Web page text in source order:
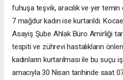
fuhuşa teşvik, aracılık ve yer temin
7 mağdur kadın ise kurtarıldı.
Asayiş Şube Ahlak Büro Amirliği
tespiti ve zührevi hastalıkların
kadınların kurtarılması ile bu suçu
amacıyla 30 Nisan tarihinde saat